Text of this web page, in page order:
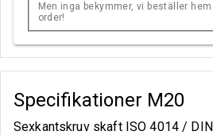
Men inga bekymmer, vi beställer
order!
Specifikationer M20
Sexkantskruv skaft ISO 4014 /